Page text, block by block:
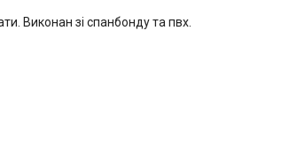
Виконан зі спанбонду та пвх.